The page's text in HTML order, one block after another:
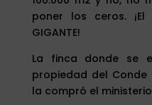
poner los ceros.
GIGANTE!
La finca donde se
propiedad del
la compró el